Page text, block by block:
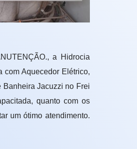
a Hidrocia
com Aquecedor Elétrico,
Banheira Jacuzzi no Frei
quanto com os
um ótimo atendimento.